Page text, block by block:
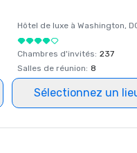
Hôtel de luxe à Washington,
Chambres d'invités: 237
Salles de réunion: 8
Sélectionnez un